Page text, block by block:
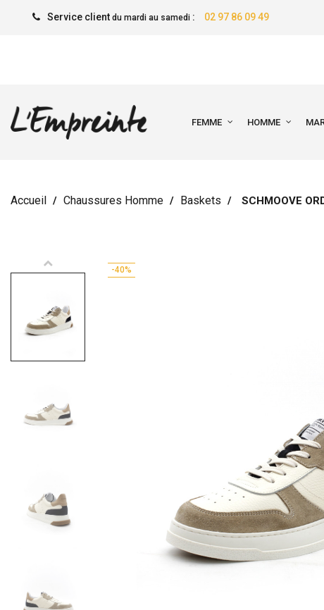
Service client du mardi au samedi: 02 97 86 09 49
FEMME HOMME
Accueil Chaussures Homme Baskets SCHMOOVE
-40%